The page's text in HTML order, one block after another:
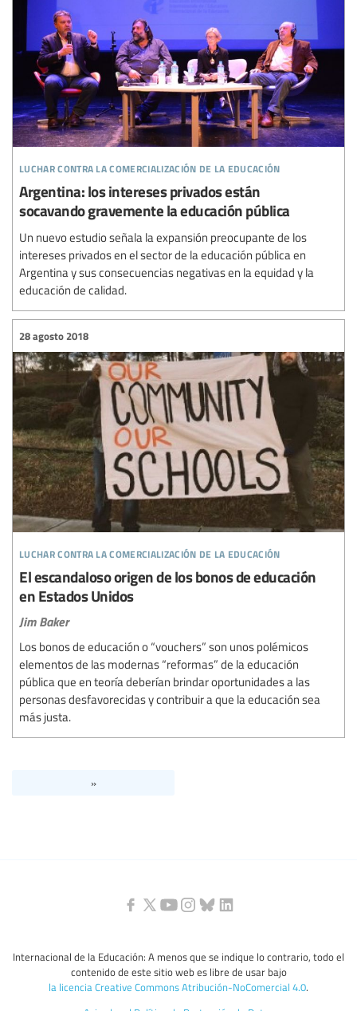
luchar contra la comercialización de la educación
Argentina: los intereses privados están
socavando gravemente la educación pública
Un nuevo estudio señala la expansión preocupante de los
intereses privados en el sector de la educación pública en
Argentina y sus consecuencias negativas en la equidad y la
educación de calidad.
luchar contra la comercialización de la educación
28 agosto 2018
El escandaloso origen de los bonos de educación
en Estados Unidos
Jim Baker
Los bonos de educación o “vouchers” son unos polémicos
elementos de las modernas “reformas” de la educación
pública que en teoría deberían brindar oportunidades a las
personas desfavorecidas y contribuir a que la educación sea
más justa.
»
Internacional de la Educación: A menos que se indique lo contrario, todo el
contenido de este sitio web es libre de usar bajo
la licencia Creative Commons Atribución-NoComercial 4.0.